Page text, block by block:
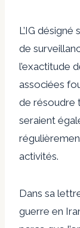
L’IG
de
l’exactitude
associées
de résoudre
seraient
activités.
Dans sa
guerre en